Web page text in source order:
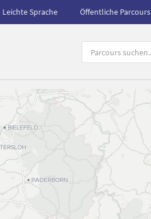
Leichte Sprache Öffentliche Parcours